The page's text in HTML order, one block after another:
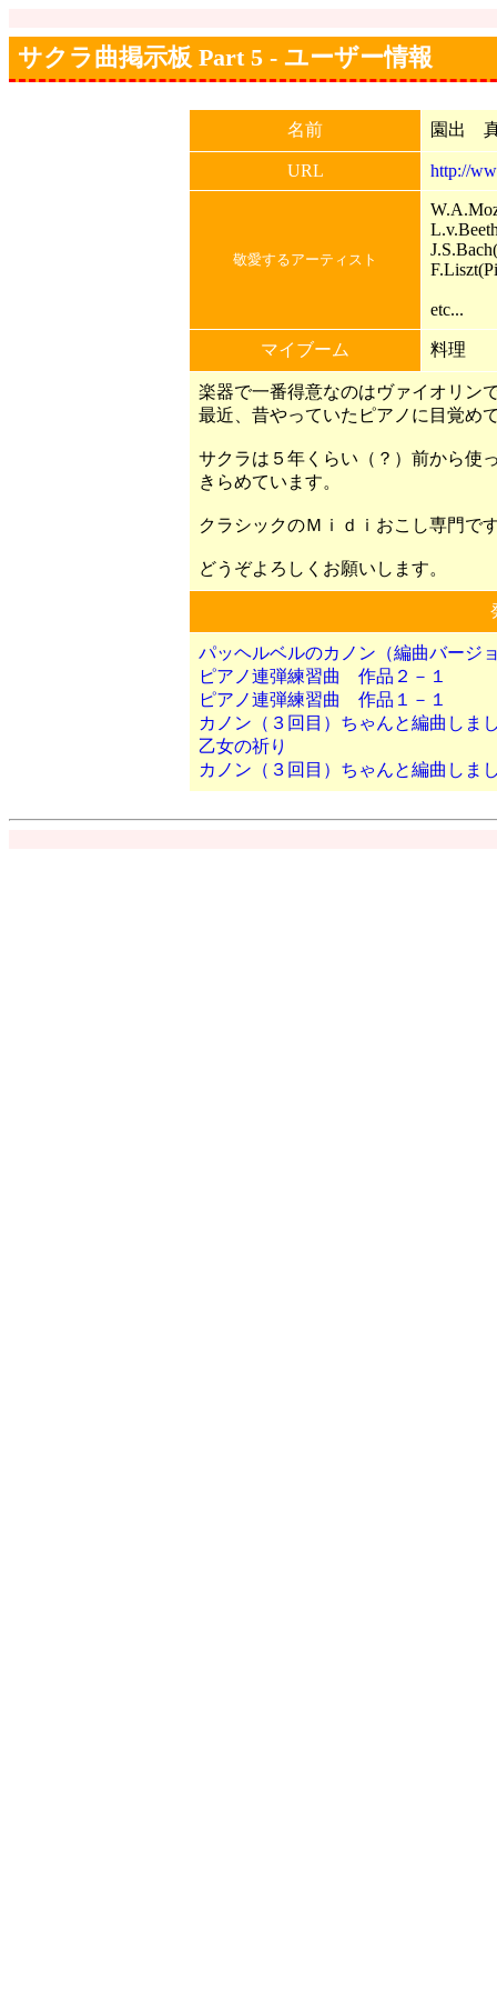
サクラ曲掲示板 Part 5 - ユーザー情報
名前 園出
URL http://
敬愛するアーティスト
etc...
マイブーム 料理
楽器で一番得意なのはヴァイオリン
最近、昔やっていたピアノに目覚め
サクラは５年くらい（？）前から使
きらめています。
クラシックのＭｉｄｉおこし専門で
どうぞよろしくお願いします。
パッヘルベルのカノン（編曲バージ
ピアノ連弾練習曲 作品２－１
ピアノ連弾練習曲 作品１－１
カノン（３回目）ちゃんと編曲しま
乙女の祈り
カノン（３回目）ちゃんと編曲しま